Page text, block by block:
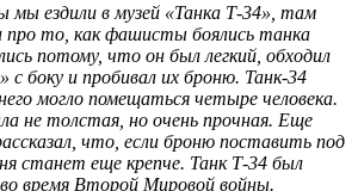
мы ездили в музей «Танка Т-34», там
про то, как фашисты боялись танка
потому, что он был легкий, обходил
с боку и пробивал их броню. Танк-34
могло помещаться четыре человека.
не толстая, но очень прочная. Еще
что, если броню поставить под
станет еще крепче. Танк Т-34 был
время Второй Мировой войны.